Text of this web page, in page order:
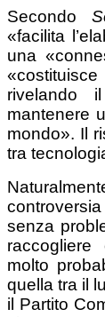
Secondo
«facilita
una
rivelando
mantenere
mondo». Il
tra
senza
molto
quella tra il
il Partito